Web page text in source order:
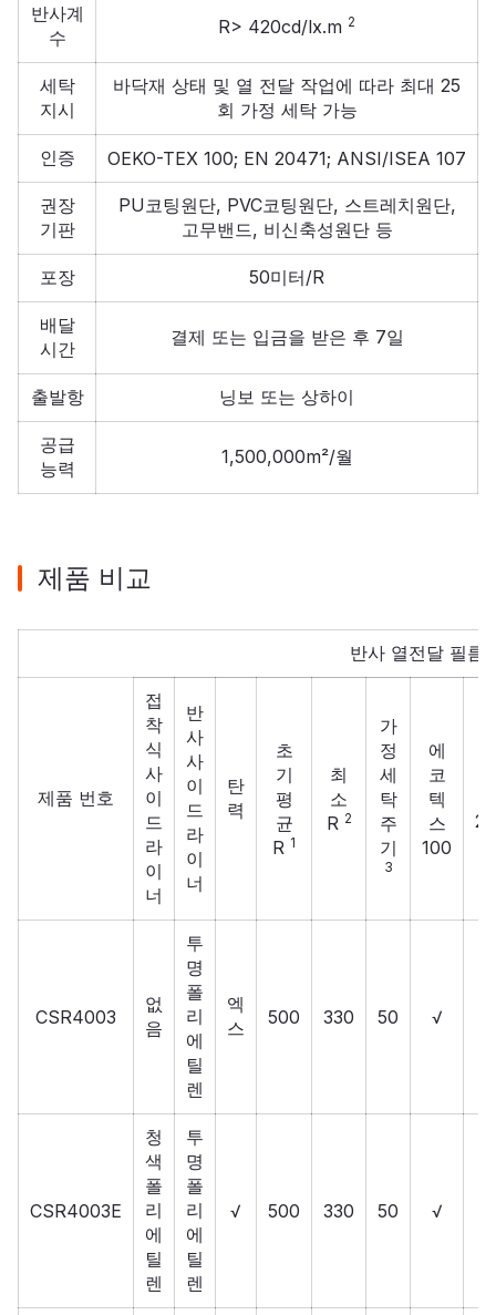
반사계
수
R> 420cd/lx.m 2
세탁
지시
바닥재 상태 및 열 전달 작업에 따라 최대 25
회 가정 세탁 가능
인증 OEKO-TEX 100; EN 20471; ANSI/ISEA 107
권장
기판
PU코팅원단, PVC코팅원단, 스트레치원단,
고무밴드, 비신축성원단 등
포장 50미터/R
배달
시간
결제 또는 입금을 받은 후 7일
출발항 닝보 또는 상하이
공급
능력
1,500,000m²/월
제품 비교
반사 열전달 필름
제품 번호
접
착
식
사
이
드
라
이
너
반
사
사
이
드
라
이
너
탄
력
초
기
평
균
R 1
최
소
R 2
가
정
세
탁
주
기
3
에
코
텍
스
100
CSR4003
없
음
투
명
폴
리
에
틸
렌
엑
스
500 330 50 √
CSR4003E
청
색
폴
리
에
틸
렌
투
명
폴
리
에
틸
렌
√ 500 330 50 √